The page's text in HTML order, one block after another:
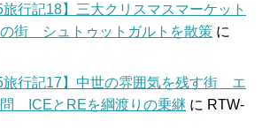
旅行記18】三大クリスマスマーケット
の街 シュトゥットガルトを散策 に
旅行記17】中世の雰囲気を残す街 エ
問 ICEとREを綱渡りの乗継 に RTW-